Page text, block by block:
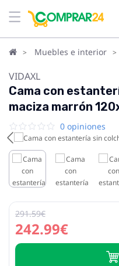
Muebles e interior
VIDAXL
Cama con
maciza marrón
0 opiniones
242.99€
291.59€